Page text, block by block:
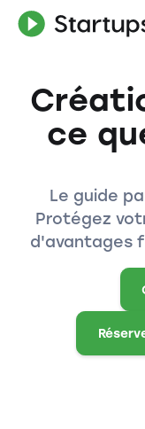
ce
Le guide
Protégez
d'avantages